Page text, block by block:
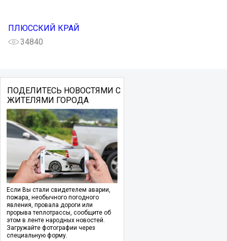
ПЛЮССКИЙ КРАЙ
34840
ПОДЕЛИТЕСЬ НОВОСТЯМИ С
ЖИТЕЛЯМИ ГОРОДА
Если Вы стали свидетелем аварии,
пожара, необычного погодного
явления, провала дороги или
прорыва теплотрассы, сообщите об
этом в ленте народных новостей.
Загружайте фотографии через
специальную форму.